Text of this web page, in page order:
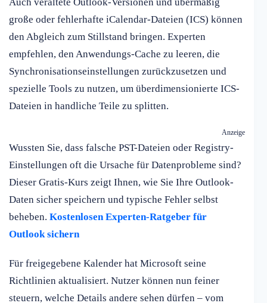
große oder fehlerhafte iCalendar-Dateien (ICS) können
den Abgleich zum Stillstand bringen. Experten
empfehlen, den Anwendungs-Cache zu leeren, die
Synchronisationseinstellungen zurückzusetzen und
spezielle Tools zu nutzen, um überdimensionierte ICS-
Dateien in handliche Teile zu splitten.
Anzeige
Wussten Sie, dass falsche PST-Dateien oder Registry-
Einstellungen oft die Ursache für Datenprobleme sind?
Dieser Gratis-Kurs zeigt Ihnen, wie Sie Ihre Outlook-
Daten sicher speichern und typische Fehler selbst
beheben. Kostenlosen Experten-Ratgeber für
Outlook sichern
Für freigegebene Kalender hat Microsoft seine
Richtlinien aktualisiert. Nutzer können nun feiner
steuern, welche Details andere sehen dürfen – vom